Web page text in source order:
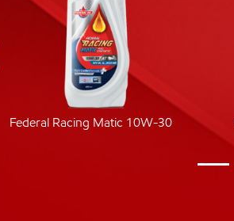
Federal Racing Matic 10W-30